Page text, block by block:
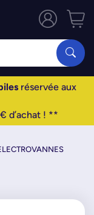
réservée aux
d’achat ! **